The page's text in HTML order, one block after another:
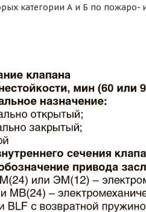
категории А и Б по пожаро-